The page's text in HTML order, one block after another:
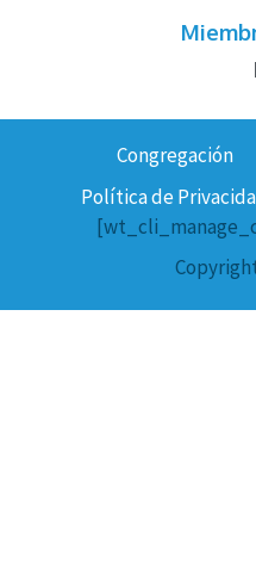
Congregación
Política de